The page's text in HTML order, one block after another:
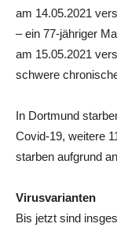
am 14.05.2021
– ein 77-jähriger
am 15.05.2021
schwere
In Dortmund
Covid-19, weitere
starben aufgrund
Virusvarianten
Bis jetzt sind